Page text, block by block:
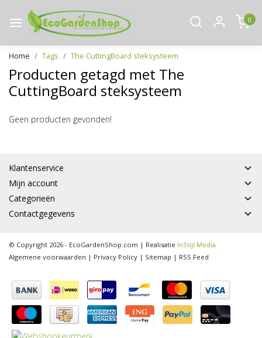
0
Home Tags The CuttingBoard steksysteem
Producten getagd met The
CuttingBoard steksysteem
Geen producten gevonden!
Klantenservice
Mijn account
Categorieën
Contactgegevens
© Copyright 2026 - EcoGardenShop.com | Realisatie InStijl Media
Algemene voorwaarden | Privacy Policy | Sitemap | RSS Feed